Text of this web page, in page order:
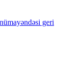
geri